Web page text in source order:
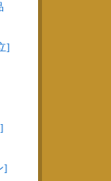
]
]